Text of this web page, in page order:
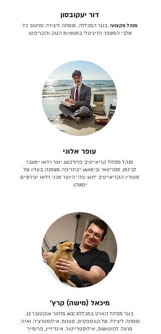
דור יעקובסון
מנהל מקצועי, בוגר המכללה, מומחה ליצירה ומיטוב כל
שלבי המשפך הדיגיטלי בתעשיות הטק והקריפטו.
עופר אלוני
מנהל מסלול קריאייטיב פרודקשן. יוצר וידאו *מעבר
לבינתו, תסריטאי וב​ימאiA‎ *בחריפה משתנה. בעליו של
סטודיו הקריאייטיב ״חוצ-פה״ היוצר תכני וידאו יצירתיים
*משהו.
מיכאל (מישה) קרץ׳
בוגר מסלול הארט במכללת ACC מחזור אוקטובר 12.
מומחה ליצירה של קונספטים, סצנות, אילוסטרציה ואיור.
מרצה לפוטושופ, אילוסטרייטור, אינדיזיין, פרימייר